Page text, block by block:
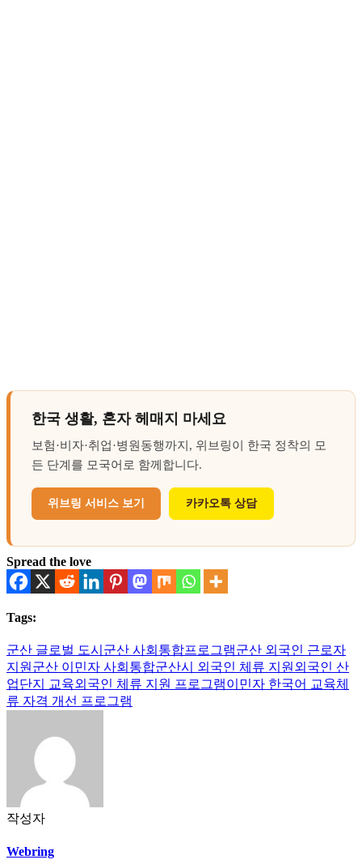
한국 생활, 혼자 헤매지 마세요
보험·비자·취업·병원동행까지, 위브링이 한국 정착의 모
든 단계를 모국어로 함께합니다.
위브링 서비스 보기 카카오톡 상담
Spread the love
Tags:
군산 글로벌 도시 군산 사회통합프로그램군산 외국인 근로자
지원 군산 이민자 사회통합군산시 외국인 체류 지원 외국인 산
업단지 교육외국인 체류 지원 프로그램이민자 한국어 교육체
류 자격 개선 프로그램
작성자
Webring